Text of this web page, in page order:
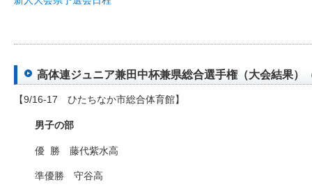
高体連ジュニア兼田中杯兼県総合選手権（大会結果）
【9/16-17 ひたちなか市総合体育館】
男子の部
優 勝 藤代紫水高
準優勝 守谷高